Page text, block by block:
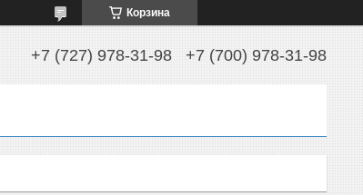
Корзина
+7 (727) 978-31-98 +7 (700) 978-31-98